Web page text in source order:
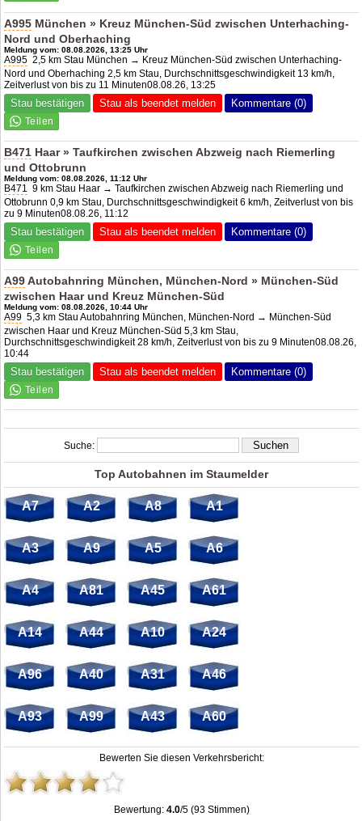
A995 München » Kreuz München-Süd zwischen Unterhaching-
Nord und Oberhaching
Meldung vom: 08.08.2026, 13:25 Uhr
A995 2,5 km Stau München → Kreuz München-Süd zwischen Unterhaching-
Nord und Oberhaching 2,5 km Stau, Durchschnittsgeschwindigkeit 13 km/h,
Zeitverlust von bis zu 11 Minuten08.08.26, 13:25
Stau bestätigen Stau als beendet melden Kommentare (0)
B471 Haar » Taufkirchen zwischen Abzweig nach Riemerling
und Ottobrunn
Meldung vom: 08.08.2026, 11:12 Uhr
B471 9 km Stau Haar → Taufkirchen zwischen Abzweig nach Riemerling und
Ottobrunn 0,9 km Stau, Durchschnittsgeschwindigkeit 6 km/h, Zeitverlust von bis
zu 9 Minuten08.08.26, 11:12
Stau bestätigen Stau als beendet melden Kommentare (0)
A99Autobahnring München, München-Nord » München-Süd
zwischen Haar und Kreuz München-Süd
Meldung vom: 08.08.2026, 10:44 Uhr
A99 5,3 km Stau Autobahnring München, München-Nord → München-Süd
zwischen Haar und Kreuz München-Süd 5,3 km Stau,
Durchschnittsgeschwindigkeit 28 km/h, Zeitverlust von bis zu 9 Minuten08.08.26,
10:44
Stau bestätigen Stau als beendet melden Kommentare (0)
Suche:
Top Autobahnen im Staumelder
A7 A2 A8 A1
A3 A9 A5 A6
A4 A81 A45 A61
A14 A44 A10 A24
A96 A40 A31 A46
A93 A99 A43 A60
Bewerten Sie diesen Verkehrsbericht:
Bewertung: 4.0/5 (93 Stimmen)